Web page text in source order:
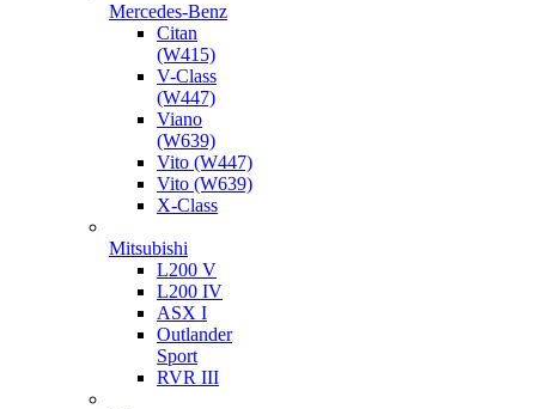
Mercedes-Benz
Citan
(W415)
V-Class
(W447)
Viano
(W639)
Vito (W447)
Vito (W639)
X-Class
Mitsubishi
L200 V
L200 IV
ASX I
Outlander
Sport
RVR III